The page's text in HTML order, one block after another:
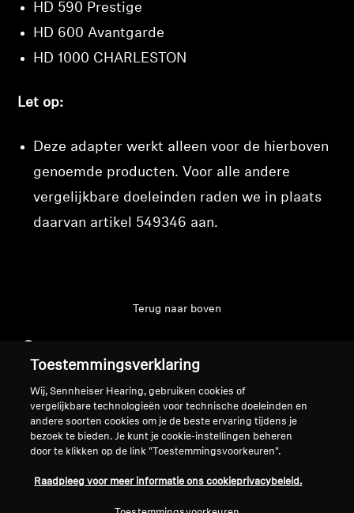
HD 590 Prestige
HD 600 Avantgarde
HD 1000 CHARLESTON
Let op:
Deze adapter werkt alleen voor de hierboven
genoemde producten. Voor alle andere
vergelijkbare doeleinden raden we in plaats
daarvan artikel 549346 aan.
Terug naar boven
Juridische kennisgeving
Herroep overeenkomst
Algemene verkoopvoorwaarden
voor online verkoop aan
Ons bedrijf
Over ons
Carrière bij Sonova
Nieuwskamer
Toestemmingsverklaring
Wij, Sennheiser Hearing, gebruiken cookies of
vergelijkbare technologieën voor technische doeleinden en
andere soorten cookies om je de beste ervaring tijdens je
bezoek te bieden. Je kunt je cookie-instellingen beheren
door te klikken op de link "Toestemmingsvoorkeuren".
Raadpleeg voor meer informatie ons cookieprivacybeleid.